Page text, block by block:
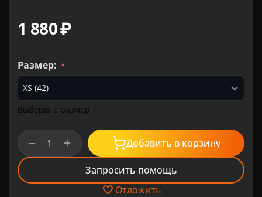
1 880₽
Размер:
Выберите размер
+
− Добавить в корзину
Запросить помощь
Отложить